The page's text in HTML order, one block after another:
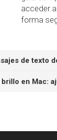
acceder
forma
en Mac: